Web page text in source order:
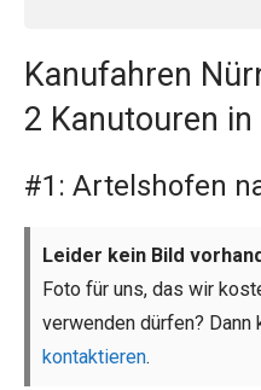
Kanufahren
2 Kanutouren
#1: Artelshofen
Leider kein Bild
Foto für uns, das wir
verwenden dürfen? Dann
kontaktieren.